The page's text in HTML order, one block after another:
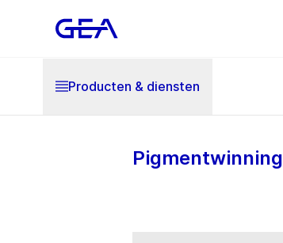
Producten & diensten
Pigmentwinning